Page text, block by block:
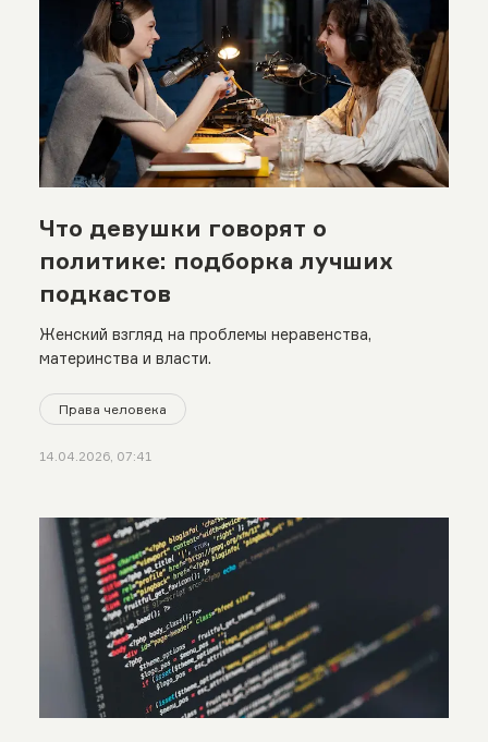
Что девушки говорят о
политике: подборка лучших
подкастов
Женский взгляд на проблемы неравенства,
материнства и власти.
Права человека
14.04.2026, 07:41